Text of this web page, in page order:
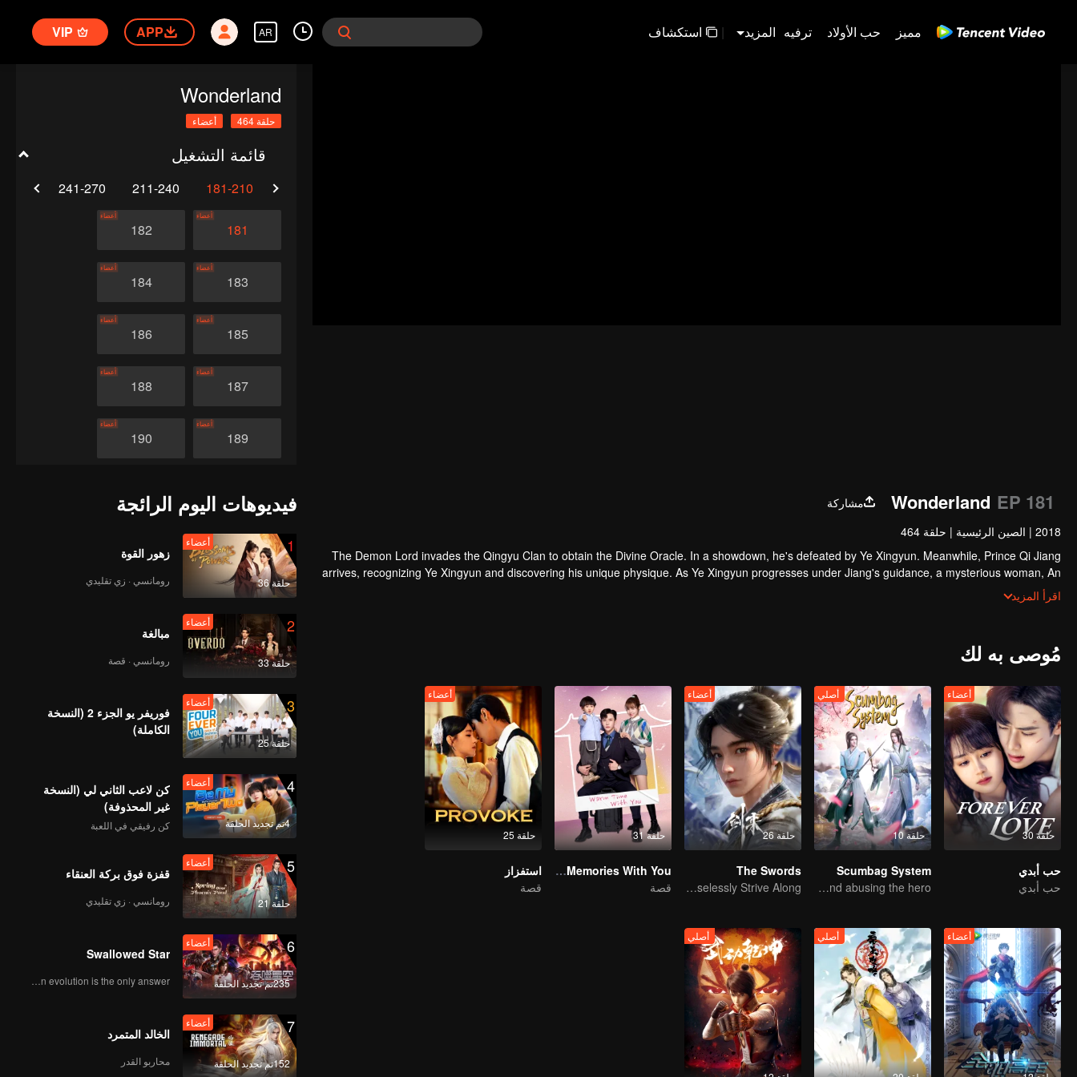
مميز حب الأولاد ترفيه المزيد | استكشاف AR
APP
VIP
Wonderland
حلقة 464 أعضاء
قائمة التشغيل
181-210
211-240
241-270
181
أعضاء
182
أعضاء
183
أعضاء
184
أعضاء
185
أعضاء
186
أعضاء
187
أعضاء
188
أعضاء
189
أعضاء
190
أعضاء
193
195
أعضاء
197
أعضاء
199
201
أعضاء
203
أعضاء
204
أعضاء
205
أعضاء
207
أعضاء
208
209
أعضاء
210
Wonderland EP 181
مشاركة
2018
| الصين الرئيسية | حلقة 464
The Demon Lord invades the Qingyu Clan to obtain the Divine Oracle. In a showdown, he's defeated by Ye Xingyun. Meanwhile, Prince Qi Jiang
arrives, recognizing Ye Xingyun and discovering his unique physique. As Ye Xingyun progresses under Jiang's guidance, a mysterious woman, An
Yun, appears and entangles herself in the feud between the Demon Lord and Ye Xingyun.
اقرأ المزيد
مُوصى به لك
حلقة 30
أعضاء
حب أبدي
حب أبدي
حلقة 10
أصلي
Scumbag System
An ordinary youth crossing as a villain into the book and abusing the hero!
حلقة 26
أعضاء
The Swords
As the Heaven's Movement Is Ever-Vigorous, So Must a Gentleman Ceaselessly Strive Along
حلقة 31
My Memories With You
قصة
حلقة 25
أعضاء
استفزاز
قصة
أعضاء أصلي أصلي
فيديوهات اليوم الرائجة
1
حلقة 36
أعضاء
زهور القوة
رومانسي · زي تقليدي
2
حلقة 33
أعضاء
مبالغة
رومانسي · قصة
3
حلقة 25
أعضاء
فوريفر يو الجزء 2 (النسخة
الكاملة)
4
4تم تجديد الحلقة
أعضاء
كن لاعب الثاني لي (النسخة
غير المحذوفة)
كن رفيقي في اللعبة
5
حلقة 21
أعضاء
قفزة فوق بركة العنقاء
رومانسي · زي تقليدي
6
235تم تجديد الحلقة
أعضاء
Swallowed Star
Human evolution is the only answer.
7
152تم تجديد الحلقة
أعضاء
الخالد المتمرد
محاربو القدر